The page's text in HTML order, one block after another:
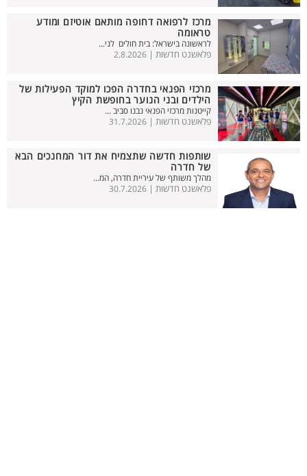
מרכז לרפואה דחופה מותאם אוטיזם ומודע
טראומה
לראשונה בישראל: בית חולים לני...
פלאשנט חדשות | 2.8.2026
מרכזי הפנאי בחדרה הפכו למוקד הפעילות של
הילדים ובני הנוער בחופשת הקיץ
קייטנות מרכזי הפנאי נבנו סביב ...
פלאשנט חדשות | 31.7.2026
שותפות חדשה שתצמיח את דור המחנכים הבא
של חדרה
מהלך משותף של עיריית חדרה, המ...
פלאשנט חדשות | 30.7.2026